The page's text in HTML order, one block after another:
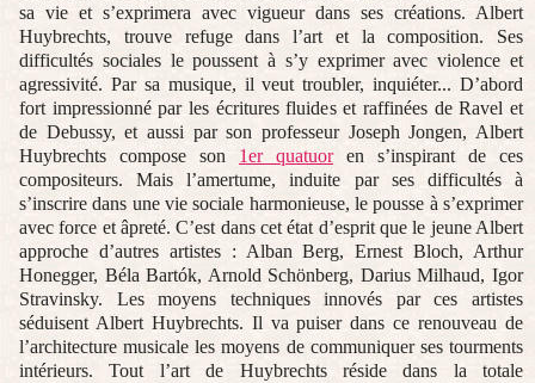
sa vie et s’exprimera avec vigueur dans ses créations. Albert
Huybrechts, trouve refuge dans l’art et la composition. Ses
difficultés sociales le poussent à s’y exprimer avec violence et
agressivité. Par sa musique, il veut troubler, inquiéter... D’abord
fort impressionné par les écritures fluides et raffinées de Ravel et
de Debussy, et aussi par son professeur Joseph Jongen, Albert
Huybrechts compose son 1er quatuoren s’inspirant de ces
compositeurs. Mais l’amertume, induite par ses difficultés à
s’inscrire dans une vie sociale harmonieuse, le pousse à s’exprimer
avec force et âpreté. C’est dans cet état d’esprit que le jeune Albert
approche d’autres artistes : Alban Berg, Ernest Bloch, Arthur
Honegger, Béla Bartók, Arnold Schönberg, Darius Milhaud, Igor
Stravinsky. Les moyens techniques innovés par ces artistes
séduisent Albert Huybrechts. Il va puiser dans ce renouveau de
l’architecture musicale les moyens de communiquer ses tourments
intérieurs. Tout l’art de Huybrechts réside dans la totale